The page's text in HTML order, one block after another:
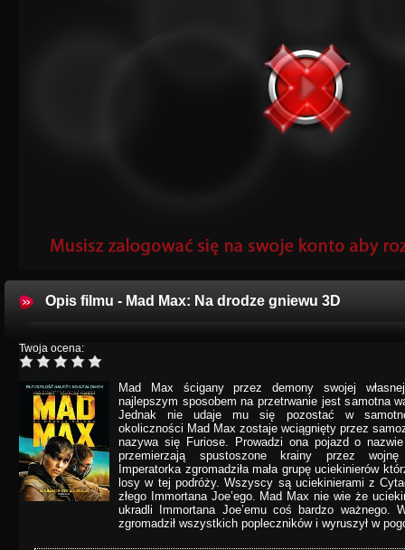
Opis filmu - Mad Max: Na drodze gniewu 3D
Twoja ocena:
Mad Max ścigany przez demony swojej
najlepszym sposobem na przetrwanie jest samotna
Jednak nie udaje mu się pozostać w
okoliczności Mad Max zostaje wciągnięty przez
nazywa się Furiose. Prowadzi ona pojazd o
przemierzają spustoszone krainy przez wojnę
Imperatorka zgromadziła mała grupę uciekinierów
losy w tej podróży. Wszyscy są uciekinierami z
złego Immortana Joe’ego. Mad Max nie wie że
ukradli Immortana Joe’emu coś bardzo ważnego.
zgromadził wszystkich popleczników i wyruszył w